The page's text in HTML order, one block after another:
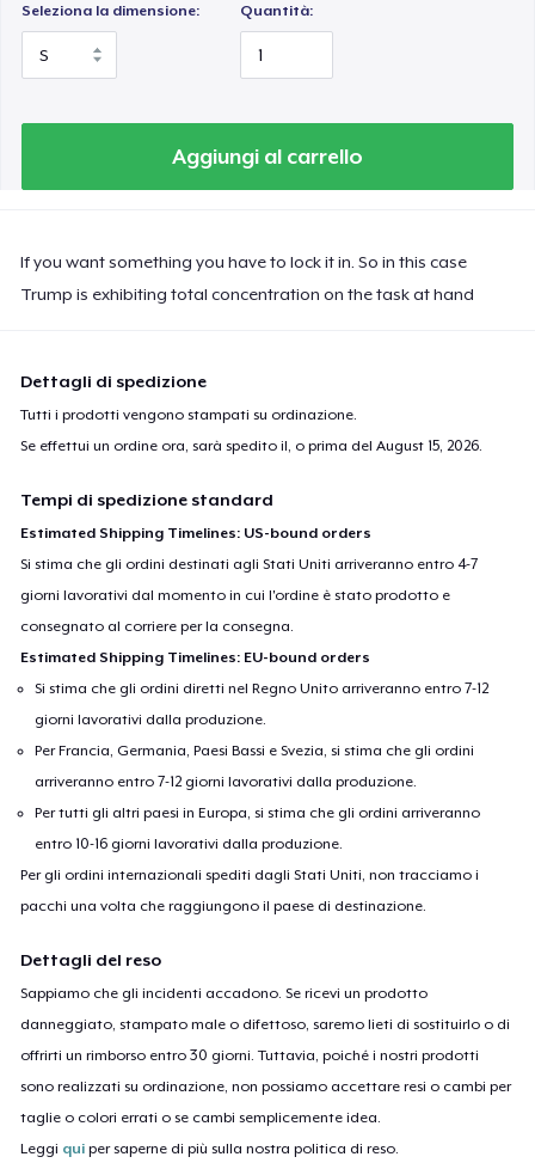
Seleziona la dimensione: Quantità:
Aggiungi al carrello
If you want something you have to lock it in. So in this case
Trump is exhibiting total concentration on the task at hand
Dettagli di spedizione
Tutti i prodotti vengono stampati su ordinazione.
Se effettui un ordine ora, sarà spedito il, o prima delAugust 15, 2026
Tempi di spedizione standard
Estimated Shipping Timelines: US-bound orders
Si stima che gli ordini destinati agli Stati Uniti arriveranno entro 4-7
giorni lavorativi dal momento in cui l'ordine è stato prodotto e
consegnato al corriere per la consegna.
Estimated Shipping Timelines: EU-bound orders
Si stima che gli ordini diretti nel Regno Unito arriveranno entro 7-12
giorni lavorativi dalla produzione.
Per Francia, Germania, Paesi Bassi e Svezia, si stima che gli ordini
arriveranno entro 7-12 giorni lavorativi dalla produzione.
Per tutti gli altri paesi in Europa, si stima che gli ordini arriveranno
entro 10-16 giorni lavorativi dalla produzione.
Per gli ordini internazionali spediti dagli Stati Uniti, non tracciamo i
pacchi una volta che raggiungono il paese di destinazione.
Dettagli del reso
Sappiamo che gli incidenti accadono. Se ricevi un prodotto
danneggiato, stampato male o difettoso, saremo lieti di sostituirlo o di
offrirti un rimborso entro 30 giorni. Tuttavia, poiché i nostri prodotti
sono realizzati su ordinazione, non possiamo accettare resi o cambi per
taglie o colori errati o se cambi semplicemente idea.
Leggi qui per saperne di più sulla nostra politica di reso.